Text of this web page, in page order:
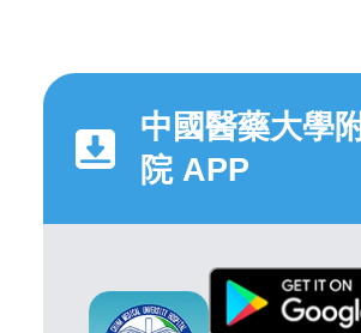
中國醫藥大學
院 APP